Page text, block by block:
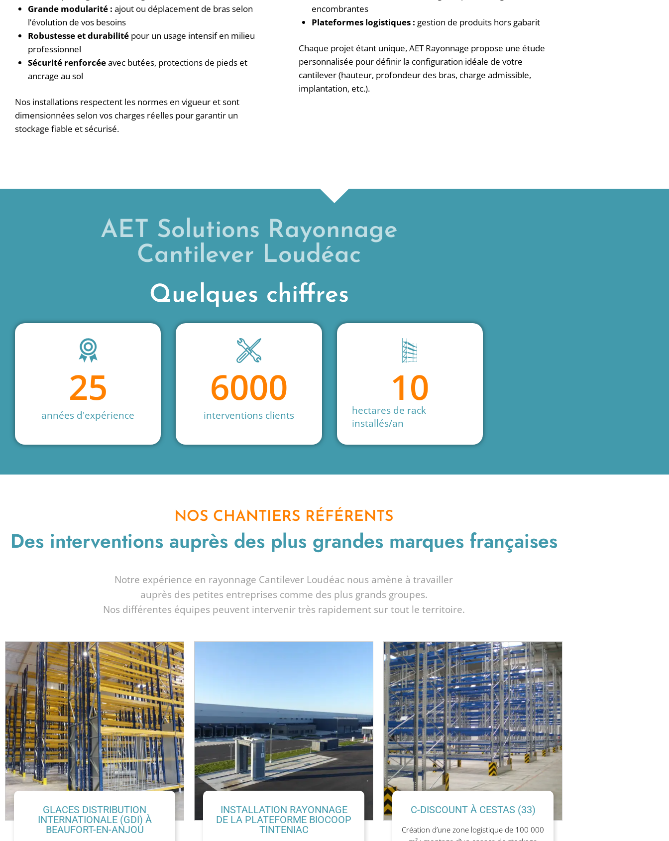
Grande modularité : ajout ou déplacement de bras selon
l’évolution de vos besoins
Robustesse et durabilitépour un usage intensif en milieu
professionnel
Sécurité renforcéeavec butées, protections de pieds et
ancrage au sol
Nos installations respectent les normes en vigueur et sont
dimensionnées selon vos charges réelles pour garantir un
stockage fiable et sécurisé.
encombrantes
Plateformes logistiques : gestion de produits hors gabarit
Chaque projet étant unique, AET Rayonnage propose une étude
personnalisée pour définir la configuration idéale de votre
cantilever (hauteur, profondeur des bras, charge admissible,
implantation, etc.).
AET Solutions Rayonnage
Cantilever Loudéac
Quelques chiffres
années d'expérience
25
interventions clients
6000
hectares de rack
installés/an
10
NOS CHANTIERS RÉFÉRENTS
Des interventions auprès des plus grandes marques françaises
Notre expérience en rayonnage Cantilever Loudéac nous amène à travailler
auprès des petites entreprises comme des plus grands groupes.
Nos différentes équipes peuvent intervenir très rapidement sur tout le territoire.
GLACES DISTRIBUTION
INTERNATIONALE (GDI) À
BEAUFORT-EN-ANJOU
INSTALLATION RAYONNAGE
DE LA PLATEFORME BIOCOOP
TINTENIAC
C-DISCOUNT À CESTAS (33)
Création d’une zone logistique de 100 000